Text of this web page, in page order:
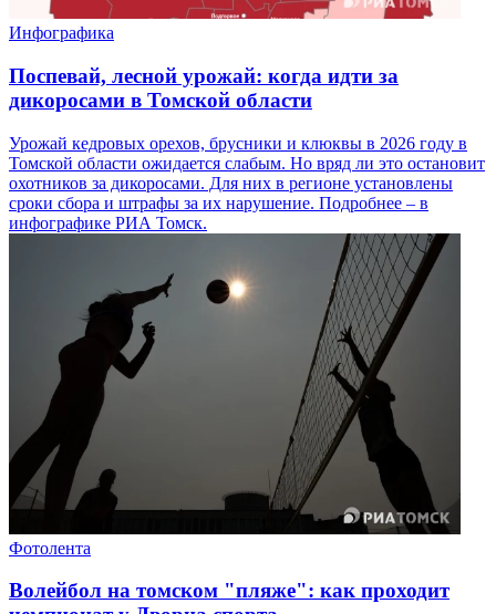
Инфографика
Поспевай, лесной урожай: когда идти за
дикоросами в Томской области
Урожай кедровых орехов, брусники и клюквы в 2026 году в
Томской области ожидается слабым. Но вряд ли это остановит
охотников за дикоросами. Для них в регионе установлены
сроки сбора и штрафы за их нарушение. Подробнее – в
инфографике РИА Томск.
Фотолента
Волейбол на томском "пляже": как проходит